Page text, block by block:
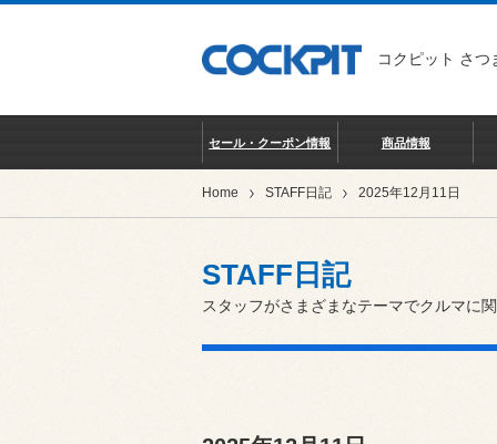
コクピット さつ
セール・クーポン情報 商品情報
Home STAFF日記 2025年12月11日
STAFF日記
スタッフがさまざまなテーマでクルマに